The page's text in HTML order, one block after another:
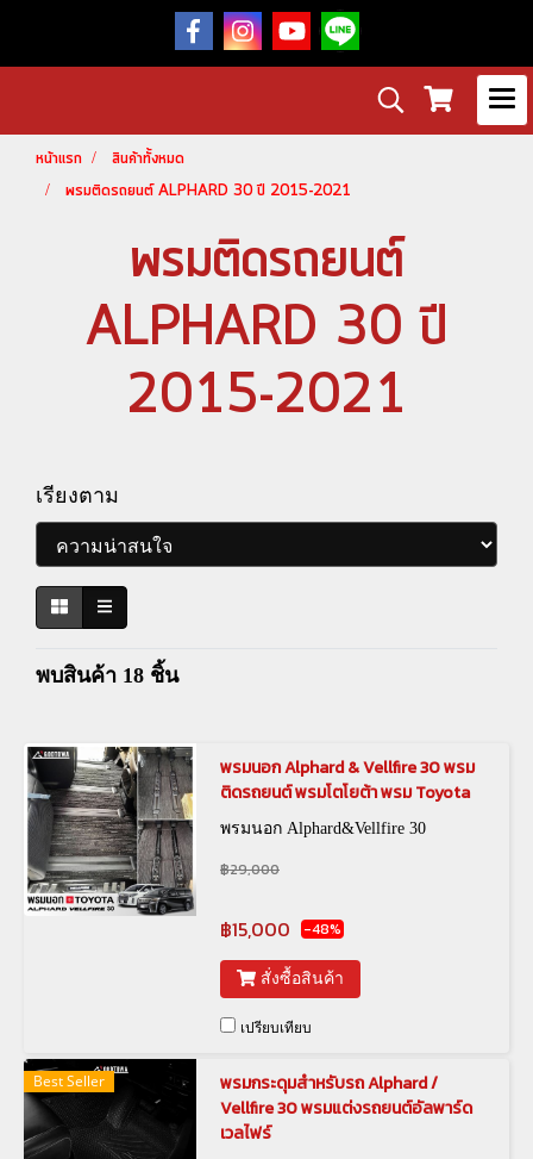
หน้าแรก
สินค้าทั้งหมด
พรมติดรถยนต์ ALPHARD 30 ปี 2015-2021
พรมติดรถยนต์
ALPHARD 30 ปี
2015-2021
เรียงตาม
พบสินค้า 18 ชิ้น
พรมนอก Alphard & Vellfire 30 พรม
ติดรถยนต์ พรมโตโยต้า พรม Toyota
พรมนอก Alphard&Vellfire 30
฿29,000
฿15,000 -48%
สั่งซื้อสินค้า
เปรียบเทียบ
Best Seller
พรมกระดุมสำหรับรถ Alphard /
Vellfire 30 พรมแต่งรถยนต์อัลพาร์ด
เวลไฟร์